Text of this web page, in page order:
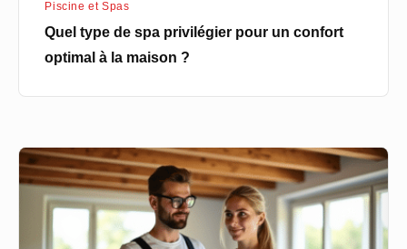
maisonPiscine et Spas
Quel type de spa privilégier pour un confort
optimal à la maison ?
Rénovation
de
maison